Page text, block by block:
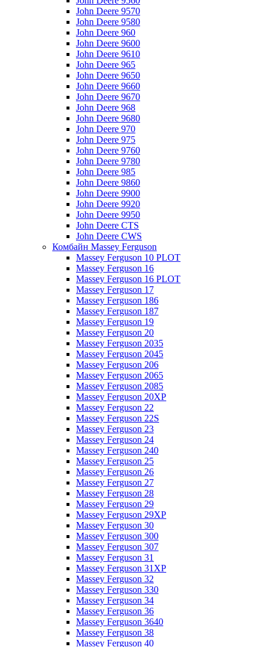
John Deere 9570
John Deere 9580
John Deere 960
John Deere 9600
John Deere 9610
John Deere 965
John Deere 9650
John Deere 9660
John Deere 9670
John Deere 968
John Deere 9680
John Deere 970
John Deere 975
John Deere 9760
John Deere 9780
John Deere 985
John Deere 9860
John Deere 9900
John Deere 9920
John Deere 9950
John Deere CTS
John Deere CWS
Комбайн Massey Ferguson
Massey Ferguson 10 PLOT
Massey Ferguson 16
Massey Ferguson 16 PLOT
Massey Ferguson 17
Massey Ferguson 186
Massey Ferguson 187
Massey Ferguson 19
Massey Ferguson 20
Massey Ferguson 2035
Massey Ferguson 2045
Massey Ferguson 206
Massey Ferguson 2065
Massey Ferguson 2085
Massey Ferguson 20XP
Massey Ferguson 22
Massey Ferguson 22S
Massey Ferguson 23
Massey Ferguson 24
Massey Ferguson 240
Massey Ferguson 25
Massey Ferguson 26
Massey Ferguson 27
Massey Ferguson 28
Massey Ferguson 29
Massey Ferguson 29XP
Massey Ferguson 30
Massey Ferguson 300
Massey Ferguson 307
Massey Ferguson 31
Massey Ferguson 31XP
Massey Ferguson 32
Massey Ferguson 330
Massey Ferguson 34
Massey Ferguson 36
Massey Ferguson 3640
Massey Ferguson 38
Massey Ferguson 40